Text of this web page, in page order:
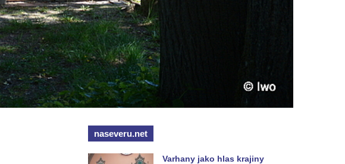
naseveru.net
Varhany jako hlas krajiny